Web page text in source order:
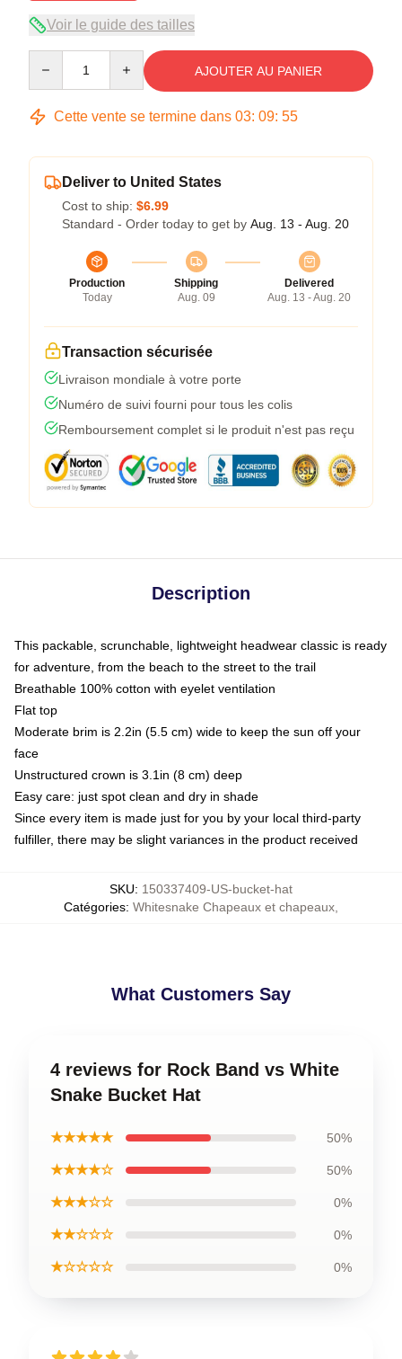
Voir le guide des tailles
AJOUTER AU PANIER
Cette vente se termine dans 03: 09: 54
Deliver to United States
Cost to ship: $6.99
Standard - Order today to get by Aug. 13 - Aug. 20
Production
Today
Shipping
Aug. 09
Delivered
Aug. 13 - Aug. 20
Transaction sécurisée
Livraison mondiale à votre porte
Numéro de suivi fourni pour tous les colis
Remboursement complet si le produit n'est pas reçu
Description
This packable, scrunchable, lightweight headwear classic is ready
for adventure, from the beach to the street to the trail
Breathable 100% cotton with eyelet ventilation
Flat top
Moderate brim is 2.2in (5.5 cm) wide to keep the sun off your
face
Unstructured crown is 3.1in (8 cm) deep
Easy care: just spot clean and dry in shade
Since every item is made just for you by your local third-party
fulfiller, there may be slight variances in the product received
SKU: 150337409-US-bucket-hat
Catégories: Whitesnake Chapeaux et chapeaux
What Customers Say
4 reviews for Rock Band vs White
Snake Bucket Hat
★★★★★ 50%
★★★★☆ 50%
★★★☆☆ 0%
★★☆☆☆ 0%
★☆☆☆☆ 0%